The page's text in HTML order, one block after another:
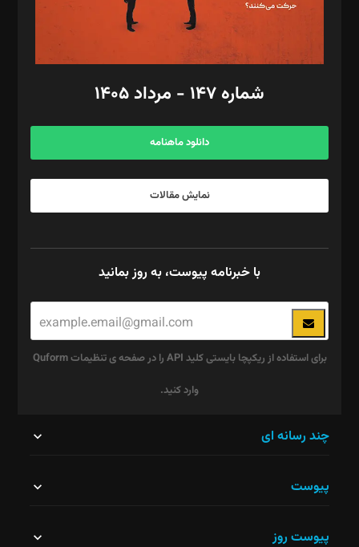
گرافیک و صفحه‌آرایی: سید‌سبحان‌علی ثابت
مد‌یر توسعه تجاری: کامبیز برید‌
امور مالی: شاپور رهبری، محمد‌ کاظمی‌نیا
آگهی و مشترکین: ۰۹۱۹۹۹۹۰۴۵۴
شماره ۱۴۷ - مرداد ۱۴۰۵
دانلود ماهنامه
نمایش مقالات
با خبرنامه پیوست، به روز بمانید
برای استفاده از ریکپچا بایستی کلید API را در صفحه ی تنظیمات Quform
وارد کنید.
نباید
چند رسانه ای
پیوست
پیوست روز